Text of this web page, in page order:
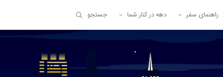
راهنمای سفر دهه در کنار شما جستجو